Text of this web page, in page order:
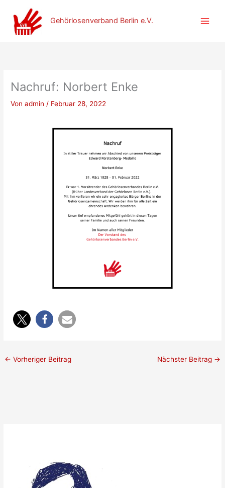
Inhalt
springen
Gehörlosenverband Berlin e.V.
Nachruf: Norbert Enke
Vonadmin/ Februar 28, 2022
← Vorheriger Beitrag Nächster Beitrag →